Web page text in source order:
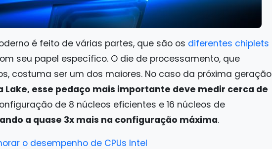
é feito de várias partes, que são os diferentes chiplets
seu papel específico. O die de processamento, que
costuma ser um dos maiores. No caso da próxima geração
Lake, esse pedaço mais importante deve medir cerca de
de 8 núcleos eficientes e 16 núcleos de
a quase 3x mais na configuração máxima.
o desempenho de CPUs Intel